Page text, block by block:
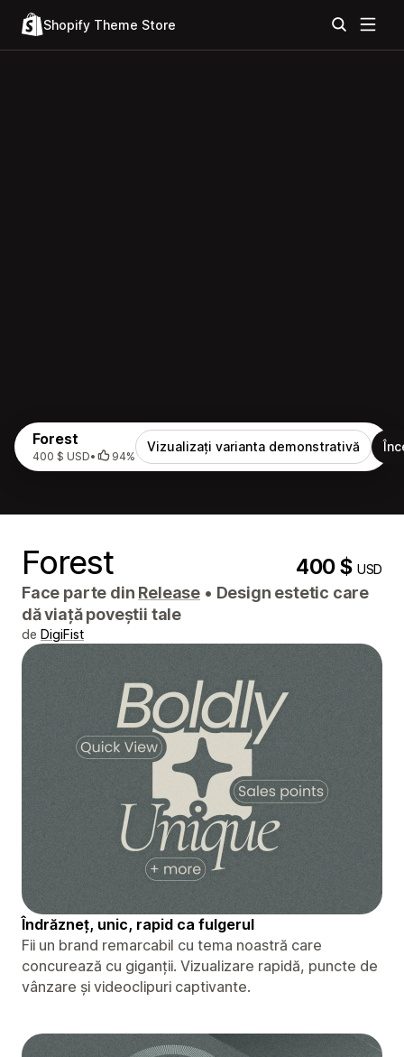
Shopify Theme Store
Forest
400 $ USD• 94%
Vizualizați varianta demonstrativă
Forest 400 $USD
Face parte din Release • Design estetic care
dă viață poveștii tale
de DigiFist
Îndrăzneț, unic, rapid ca fulgerul
Fii un brand remarcabil cu tema noastră care
concurează cu giganții. Vizualizare rapidă, puncte de
vânzare și videoclipuri captivante.